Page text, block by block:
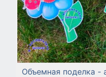
Объемная поделка -